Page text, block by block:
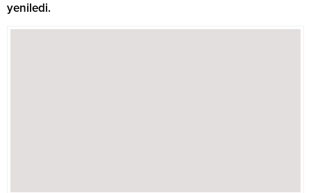
yeniledi.